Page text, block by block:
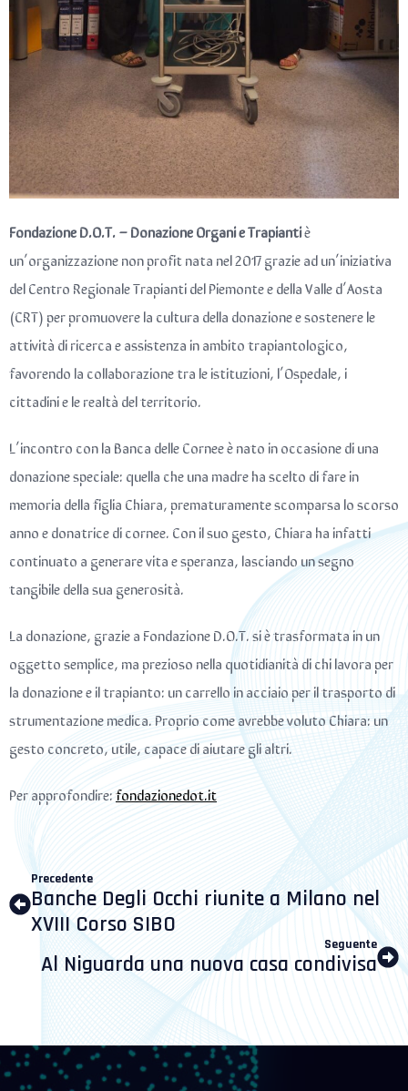
Fondazione D.O.T. – Donazione Organi e Trapiantiè
un’organizzazione non profit nata nel 2017 grazie ad un’iniziativa
delCentro Regionale Trapianti del Piemonte e della Valle d’Aosta
(CRT) per promuovere la cultura della donazione e sostenere le
attività di ricerca e assistenza in ambito trapiantologico,
favorendo la collaborazione tra le istituzioni, l’Ospedale, i
cittadini e le realtà del territorio.
L’incontro con la Banca delle Cornee è nato in occasione di una
donazione speciale: quella che una madre ha scelto di fare in
memoria della figlia Chiara, prematuramente scomparsa lo scorso
anno e donatrice di cornee. Con il suo gesto, Chiara ha infatti
continuato a generare vita e speranza, lasciando un segno
tangibile della sua generosità.
La donazione, grazie a Fondazione D.O.T. si è trasformata in un
oggetto semplice, ma prezioso nella quotidianità di chi lavora per
la donazione e il trapianto: un carrello in acciaio per il trasporto di
strumentazione medica. Proprio come avrebbe voluto Chiara: un
gesto concreto, utile, capace di aiutare gli altri.
Per approfondire:fondazionedot.it
Precedente
Banche Degli Occhi riunite a Milano nel
XVIII Corso SIBO
Seguente
Al Niguarda una nuova casa condivisa